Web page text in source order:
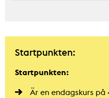
Startpunkten:
Startpunkten:
Är en endagskurs